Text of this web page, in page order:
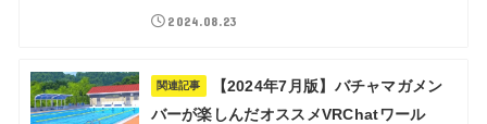
2024.08.23
関連記事
【2024年7月版】バチャマガメン
バーが楽しんだオススメVRChatワール